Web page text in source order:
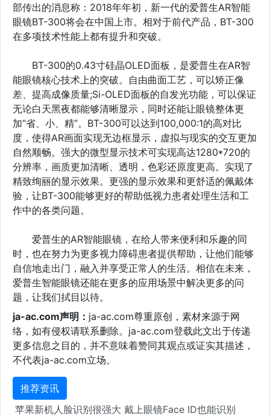
部传出的消息称：2018年年初，新一代的爱普生AR智能
眼镜BT-300将会在中国上市。相对于前代产品，BT-300
在多项技术性能上都有提升和突破。
BT-300的0.43寸硅晶OLED面板，是爱普生在AR智
能眼镜核心技术上的突破。自由曲面工艺，可以矫正像
差、提高成像质量;Si-OLED面板的自发光功能，可以保证
无论白天黑夜都能够清晰显示，同时还能让眼镜整体更
加“省、小、精”。BT-300可以达到100,000:1的高对比
度，使得AR画面实现无边框显示，虚拟与现实的交互更加
自然顺畅。强大的微型显示技术可实现高达1280*720的
分辨率，画质更加清晰、透明，色彩还原度更高。实现了
精致绚丽的显示效果。更强的显示效果和更舒适的佩戴体
验，让BT-300能够更好的帮助低视力患者处理生活和工
作中的各类问题。
爱普生的AR智能眼镜，在给人带来便利和乐趣的同
时，也在努力为更多视力障碍患者提供帮助，让他们能够
自信地走出门，融入并享受正常人的生活。相信在未来，
爱普生智能眼镜还能在更多的应用场景中解决更多的问
题，让我们拭目以待。
ja-ac.com声明： ja-ac.com尊重原创，素材来源于网
络，如有侵权请联系删除。ja-ac.com登载此文出于传递
更多信息之目的，并不意味着赞同其观点或证实其描述，
不代表ja-ac.com立场。
推荐资讯
苹果新机人脸识别很强大 戴上眼镜Face ID也能识别